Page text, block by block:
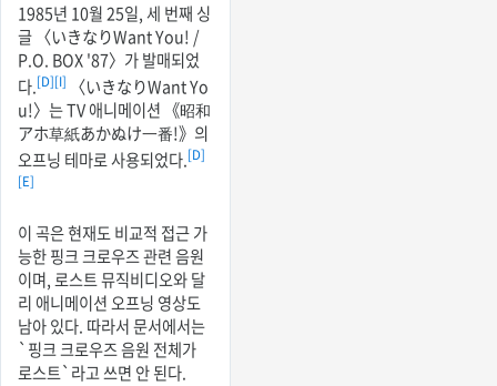
1985년 10월 25일, 세 번째 싱
글 〈いきなりWant You! /
P.O. BOX '87〉가 발매되었
다.[D][I]
〈いきなりWant Yo
u!〉는 TV 애니메이션 《昭和
アホ草紙あかぬけ一番!》의
오프닝 테마로 사용되었다.[D]
[E]
이 곡은 현재도 비교적 접근 가
능한 핑크 크로우즈 관련 음원
이며, 로스트 뮤직비디오와 달
리 애니메이션 오프닝 영상도
남아 있다. 따라서 문서에서는
`핑크 크로우즈 음원 전체가
로스트`라고 쓰면 안 된다.